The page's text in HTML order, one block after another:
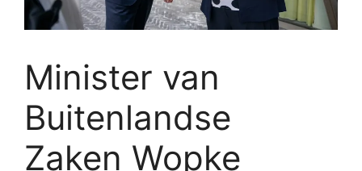
Minister van
Buitenlandse
Zaken Wopke